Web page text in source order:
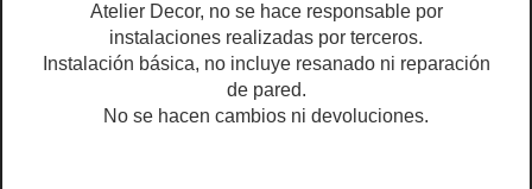
Atelier Decor, no se hace responsable por
instalaciones realizadas por terceros.
Instalación básica, no incluye resanado ni reparación
de pared.
No se hacen cambios ni devoluciones.